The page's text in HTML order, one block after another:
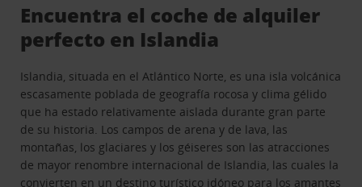
Encuentra el coche de alquiler
perfecto en Islandia
Islandia, situada en el Atlántico Norte, es una isla volcánica
escasamente poblada de geografía rocosa y clima gélido
que ha estado relativamente aislada durante gran parte
de su historia. Los campos de arena y de lava, las
montañas, los glaciares y los géiseres son las atracciones
de mayor renombre internacional de Islandia, las cuales la
convierten en un destino turístico idóneo para los amantes